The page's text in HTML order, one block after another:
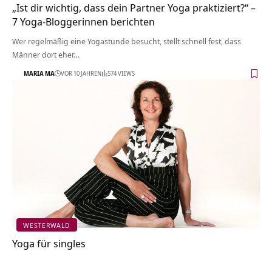
„Ist dir wichtig, dass dein Partner Yoga praktiziert?“ –
7 Yoga-Bloggerinnen berichten
Wer regelmäßig eine Yogastunde besucht, stellt schnell fest, dass
Männer dort eher…
MARIA MA VOR 10 JAHREN 574 VIEWS
WESTERWALD
Yoga für singles